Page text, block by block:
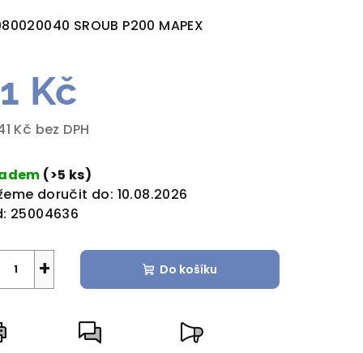
SROUB P200 MAPEX
Kč
Kč bez DPH
(>5 ks)
doručit do: 10.08.2026
25004636
+ Do košíku